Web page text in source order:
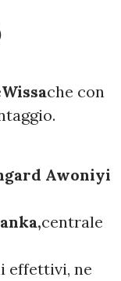
Wissache con
Awoniyi
centrale
effettivi, ne